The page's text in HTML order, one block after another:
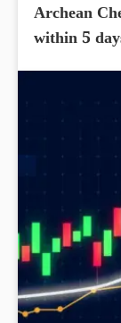
Archean
within 5